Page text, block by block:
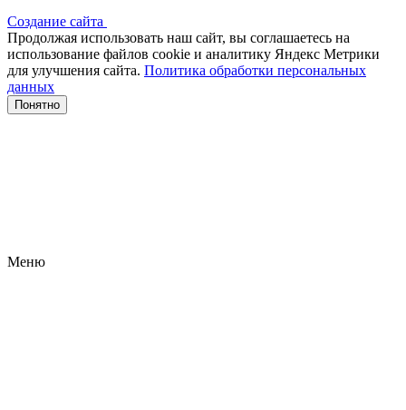
Создание сайта
Продолжая использовать наш сайт, вы соглашаетесь на
использование файлов сооkіе и аналитику Яндекс Метрики
для улучшения сайта. Политика обработки персональных
данных
Понятно
Меню